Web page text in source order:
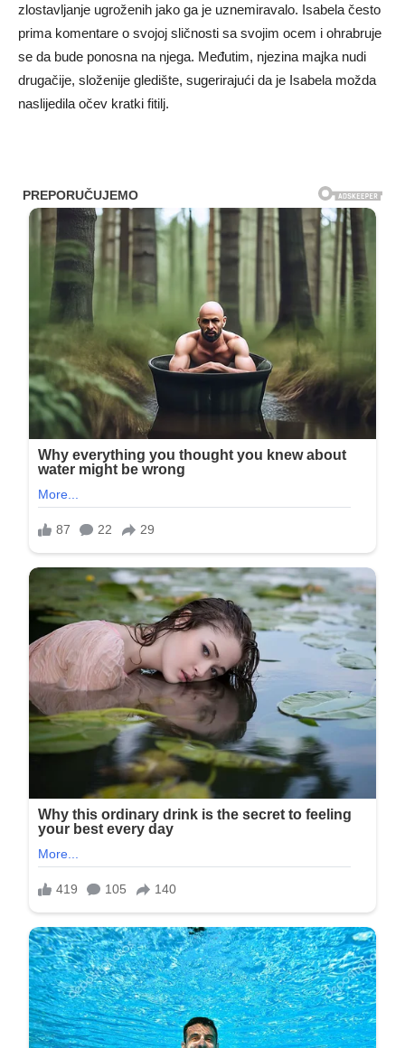
zlostavljanje ugroženih jako ga je uznemiravalo. Isabela često
prima komentare o svojoj sličnosti sa svojim ocem i ohrabruje
se da bude ponosna na njega. Međutim, njezina majka nudi
drugačije, složenije gledište, sugerirajući da je Isabela možda
naslijedila očev kratki fitilj.